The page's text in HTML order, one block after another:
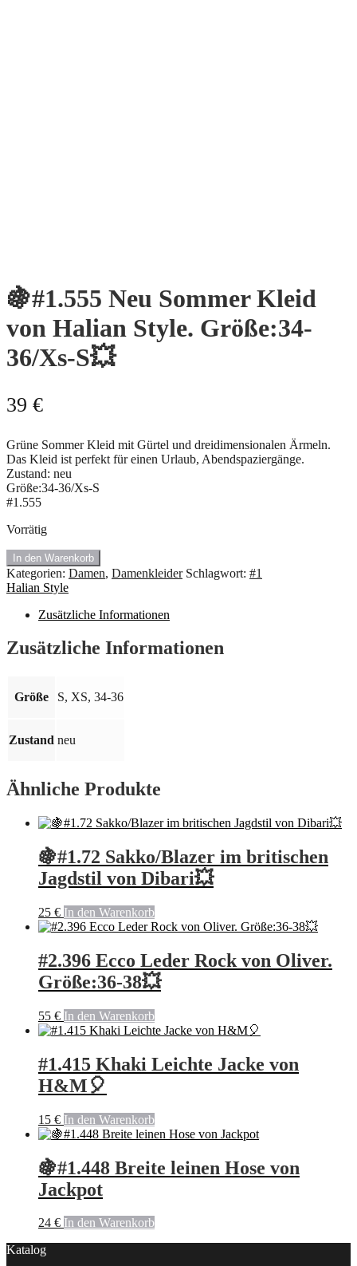
🍇#1.555 Neu Sommer Kleid
von Halian Style. Größe:34-
36/Xs-S💥
39 €
Grüne Sommer Kleid mit Gürtel und dreidimensionalen Ärmeln.
Das Kleid ist perfekt für einen Urlaub, Abendspaziergänge.
Zustand: neu
Größe:34-36/Xs-S
#1.555
Vorrätig
🍇
#1.555
Neu
Kleid
Halian
Style.
In den Warenkorb
Kategorien: Damen, Damenkleider Schlagwort: #1
Halian Style
Zusätzliche Informationen
Zusätzliche Informationen
Größe S, XS, 34-36
Zustand neu
Ähnliche Produkte
🍇#1.72 Sakko/Blazer im britischen
Jagdstil von Dibari💥
25 € In den Warenkorb
#2.396 Ecco Leder Rock von Oliver.
Größe:36-38💥
55 € In den Warenkorb
#1.415 Khaki Leichte Jacke von
H&M🎈
15 € In den Warenkorb
🍇#1.448 Breite leinen Hose von
Jackpot
24 € In den Warenkorb
Katalog